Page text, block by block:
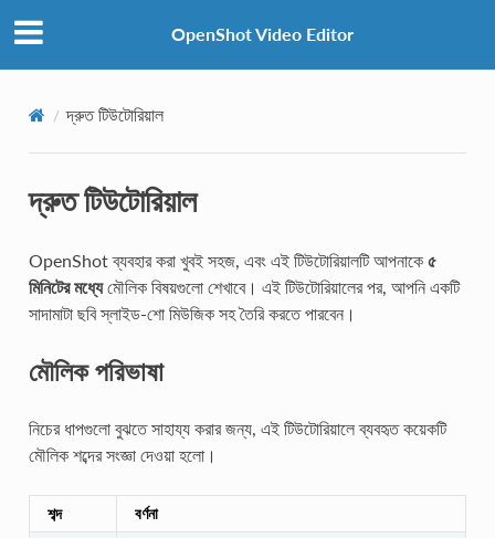
OpenShot Video Editor
দ্রুত টিউটোরিয়াল
দ্রুত টিউটোরিয়াল
OpenShot ব্যবহার করা খুবই সহজ, এবং এই টিউটোরিয়ালটি আপনাকে ৫
মিনিটের মধ্যেমৌলিক বিষয়গুলো শেখাবে। এই টিউটোরিয়ালের পর, আপনি একটি
সাদামাটা ছবি স্লাইড-শো মিউজিক সহ তৈরি করতে পারবেন।
মৌলিক পরিভাষা
নিচের ধাপগুলো বুঝতে সাহায্য করার জন্য, এই টিউটোরিয়ালে ব্যবহৃত কয়েকটি
মৌলিক শব্দের সংজ্ঞা দেওয়া হলো।
শব্দ বর্ণনা